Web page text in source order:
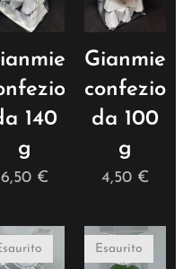
140
g
6,50€
da 100
g
4,50 €
Esaurito